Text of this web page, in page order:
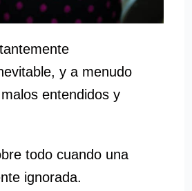
y a menudo
entendidos y
todo cuando una
ignorada.